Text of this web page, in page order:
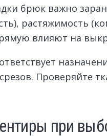
брюк важно
растяжимость
влияют на
Проверяйте
при